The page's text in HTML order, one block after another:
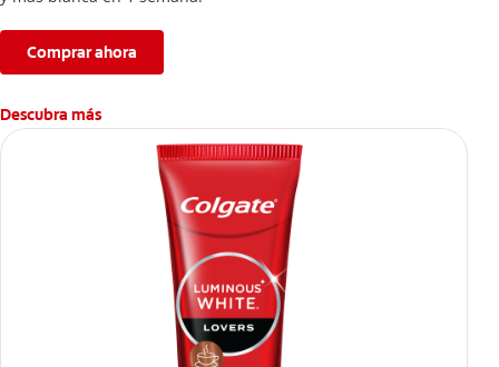
Comprar ahora
Descubra más